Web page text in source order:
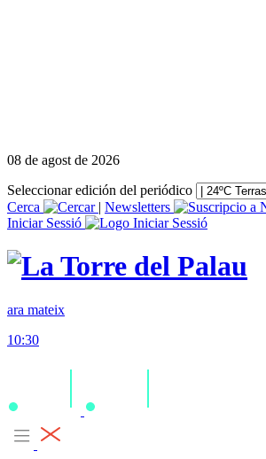
08 de agost de 2026
Seleccionar edición del periódico
Cerca
| Newsletters
Iniciar Sessió
ara mateix
10:30